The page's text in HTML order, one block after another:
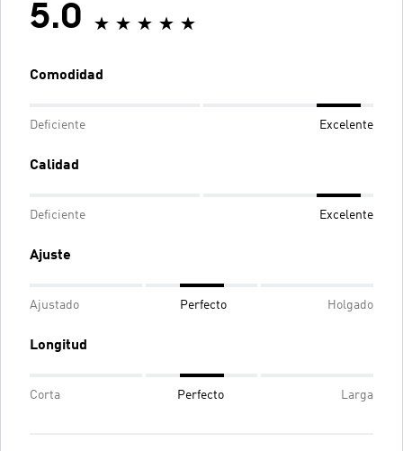
5.0
Comodidad
Deficiente Excelente
Calidad
Deficiente Excelente
Ajuste
Ajustado Perfecto Holgado
Longitud
Corta Perfecto Larga